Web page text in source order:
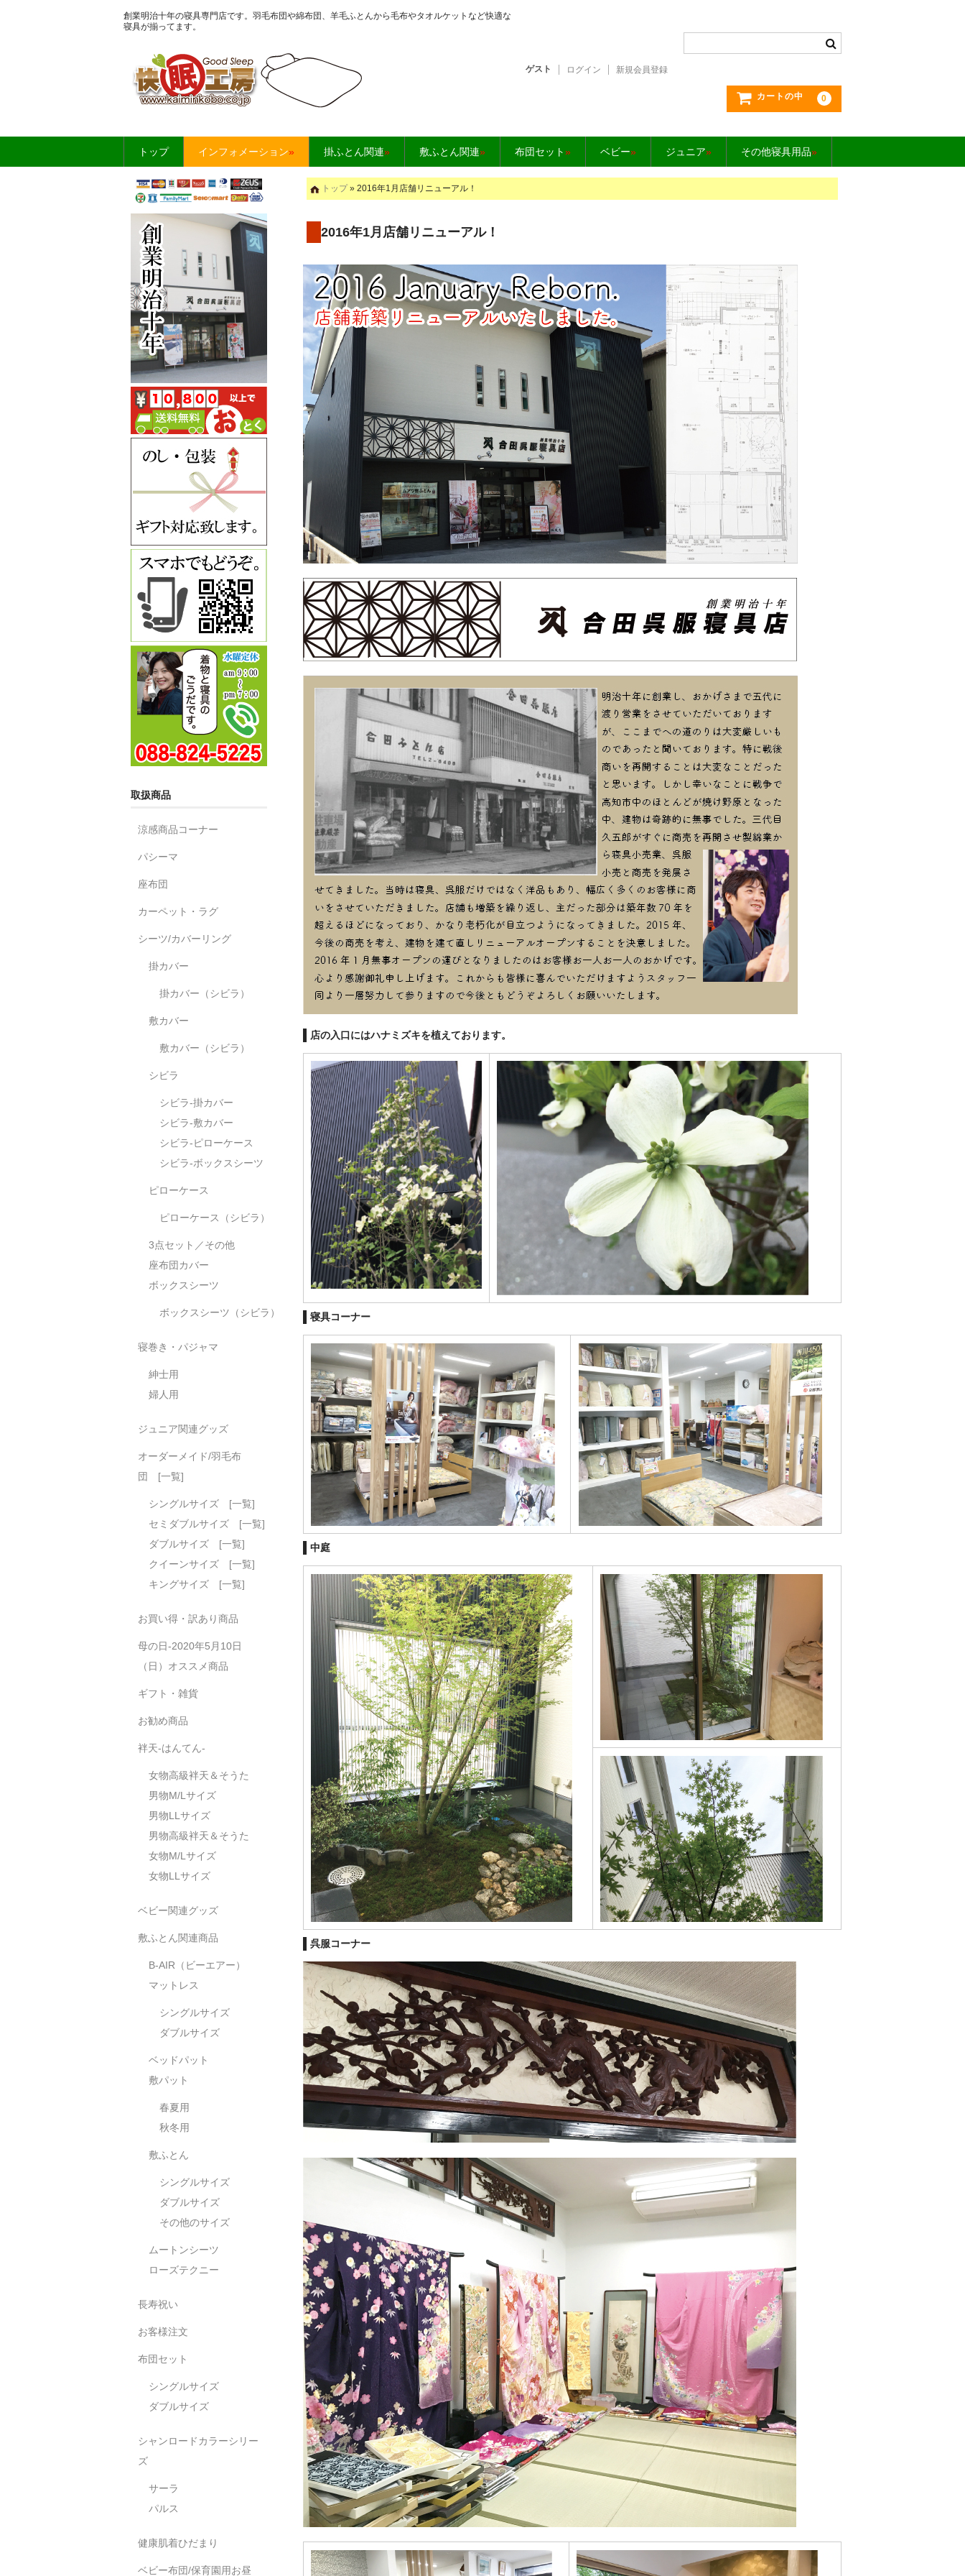
創業明治十年の寝具専門店です。羽毛布団や綿布団、羊毛ふとんから毛布やタオルケットなど快適な
寝具が揃ってます。
ゲスト ログイン 新規会員登録
カートの中 0
トップ インフォメーション» 掛ふとん関連» 敷ふとん関連» 布団セット» ベビー» ジュニア» その他寝具用品»
トップ» 2016年1月店舗リニューアル！
2016年1月店舗リニューアル！
店の入口にはハナミズキを植えております。
寝具コーナー
中庭
呉服コーナー
取扱商品
涼感商品コーナー
パシーマ
座布団
カーペット・ラグ
シーツ/カバーリング
掛カバー
掛カバー（シビラ）
敷カバー
敷カバー（シビラ）
シビラ
シビラ-掛カバー
シビラ-敷カバー
シビラ-ピローケース
シビラ-ボックスシーツ
ピローケース
ピローケース（シビラ）
3点セット／その他
座布団カバー
ボックスシーツ
ボックスシーツ（シビラ）
寝巻き・パジャマ
紳士用
婦人用
ジュニア関連グッズ
オーダーメイド/羽毛布
団 [一覧]
シングルサイズ [一覧]
セミダブルサイズ [一覧]
ダブルサイズ [一覧]
クイーンサイズ [一覧]
キングサイズ [一覧]
お買い得・訳あり商品
母の日-2020年5月10日
（日）オススメ商品
ギフト・雑貨
お勧め商品
袢天-はんてん-
女物高級袢天＆そうた
男物M/Lサイズ
男物LLサイズ
男物高級袢天＆そうた
女物M/Lサイズ
女物LLサイズ
ベビー関連グッズ
敷ふとん関連商品
B-AIR（ビーエアー）
マットレス
シングルサイズ
ダブルサイズ
ベッドパット
敷パット
春夏用
秋冬用
敷ふとん
シングルサイズ
ダブルサイズ
その他のサイズ
ムートンシーツ
ローズテクニー
長寿祝い
お客様注文
布団セット
シングルサイズ
ダブルサイズ
シャンロードカラーシリー
ズ
サーラ
パルス
健康肌着ひだまり
ベビー布団/保育園用お昼